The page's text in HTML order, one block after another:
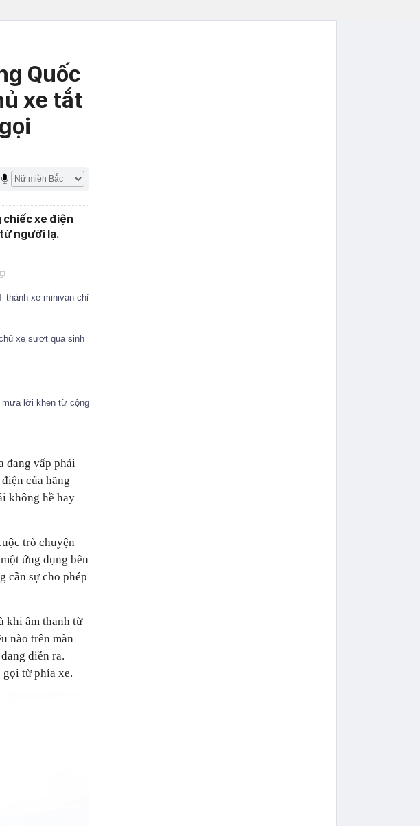
Quốc
xe tắt
xe điện
người lạ.
thành xe minivan chỉ
xe sượt qua sinh
mưa lời khen từ cộng
đang vấp phải
của hãng
không hề hay
trò chuyện
ứng dụng bên
cần sự cho phép
khi âm thanh từ
nào trên màn
diễn ra.
từ phía xe.